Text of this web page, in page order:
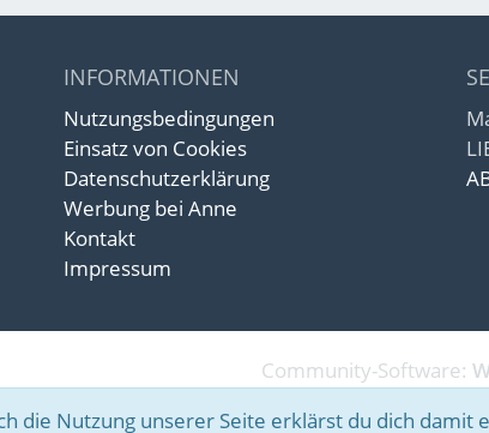
INFORMATIONEN
Nutzungsbedingungen
Einsatz von Cookies
Datenschutzerklärung
Werbung bei Anne
Kontakt
Impressum
Community-Software:
die Nutzung unserer Seite erklärst du dich damit